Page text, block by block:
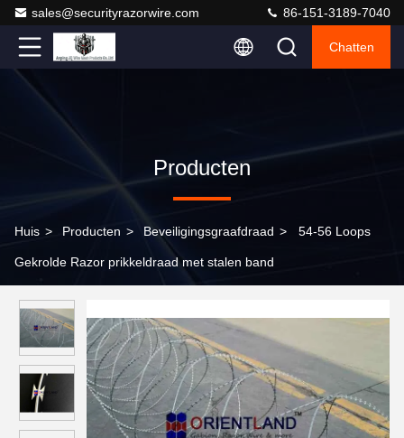
sales@securityrazorwire.com 86-151-3189-7040
Chatten
Producten
Huis > Producten > Beveiligingsgraafdraad > 54-56 Loops
Gekrolde Razor prikkeldraad met stalen band